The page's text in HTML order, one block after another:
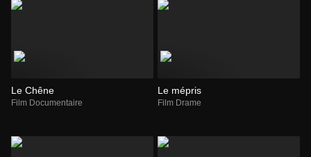
Le Chêne
Film Documentaire
Le mépris
Film Drame